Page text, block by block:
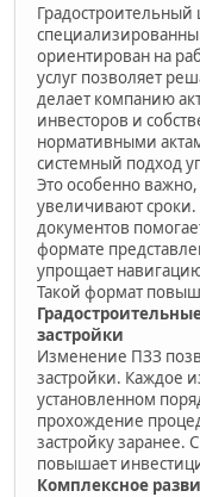
Градостроительный
ориентирован на
услуг позволяет
делает компанию
инвесторов и
нормативными
системный подход
Это особенно важно,
увеличивают
документов
формате
упрощает
Такой формат
застройки
Изменение ПЗЗ
застройки. Каждое
установленном
прохождение
застройку заранее.
повышает
Комплексное